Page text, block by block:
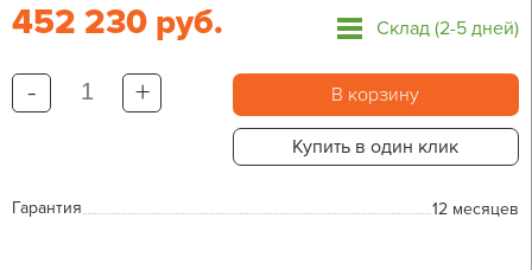
452 230 руб. Склад (2-5 дней)
- + В корзину
Купить в один клик
Гарантия 12 месяцев